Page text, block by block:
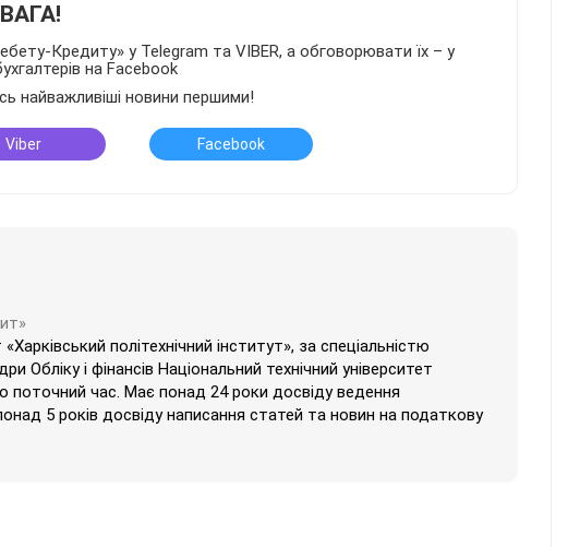
Кредиту» у Telegram та VIBER, а обговорювати їх – у
на Facebook
найважливіші новини першими!
Viber Facebook
політехнічний інститут», за спеціальністю
Обліку і фінансів Національний технічний університет
поточний час. Має понад 24 роки досвіду ведення
5 років досвіду написання статей та новин на податкову